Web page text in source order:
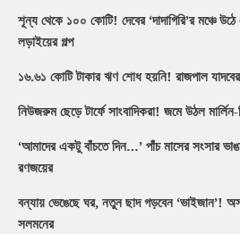
শূন্য থেকে ১০০ কোটি! দেবের ‘দাদাগিরি’র মঞ্চে
লড়াইয়ের গল্প
১৬.৬১ কোটি টাকার ঋণ শোধ হয়নি! রাজপাল
নিউজরুম ছেড়ে টার্ফে সাংবাদিকরা! জমে উঠল
‘আমাদের একটু বাঁচতে দিন…’ পাঁচ মাসের সংসার
রণজয়ের
বন্যায় ভেঙেছে ঘর, নতুন ছাদ গড়বেন ‘ভাইজান’!
সলমনের